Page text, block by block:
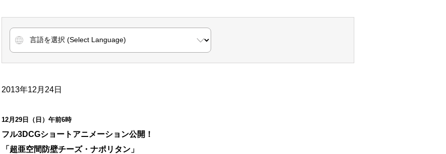
2013年12月24日
12月29日（日）午前6時
フル3DCGショートアニメーション公開！
「超亜空間防壁チーズ・ナポリタン」